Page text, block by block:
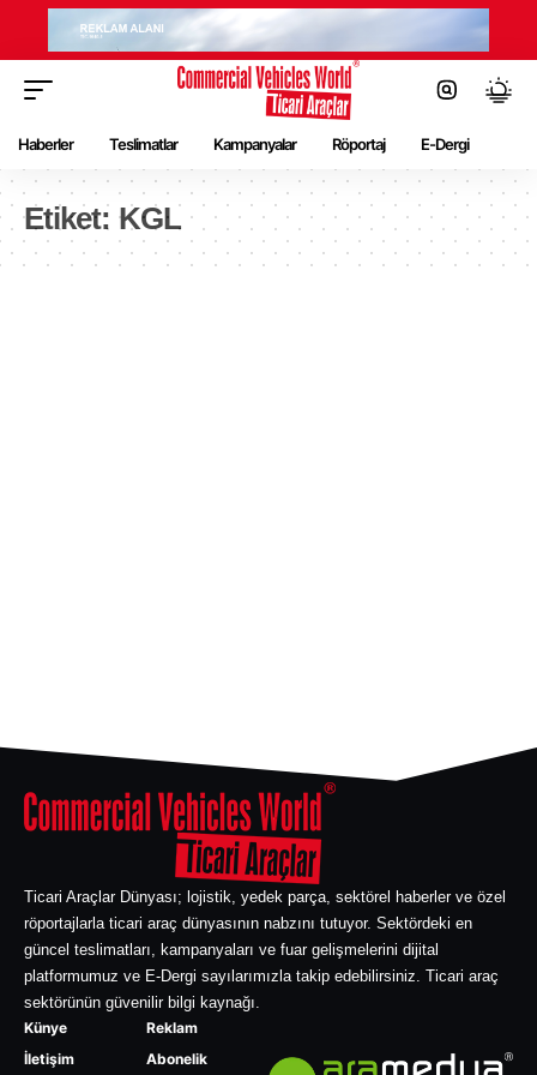
Haberler Teslimatlar Kampanyalar Röportaj E-Dergi
Etiket: KGL
Ticari Araçlar Dünyası; lojistik, yedek parça, sektörel haberler ve özel
röportajlarla ticari araç dünyasının nabzını tutuyor. Sektördeki en
güncel teslimatları, kampanyaları ve fuar gelişmelerini dijital
platformumuz ve E-Dergi sayılarımızla takip edebilirsiniz. Ticari araç
sektörünün güvenilir bilgi kaynağı.
Künye
İletişim
Reklam
Abonelik